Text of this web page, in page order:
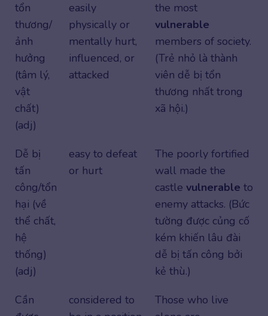
tổn
thương/
ảnh
hưởng
(tâm lý,
vật
chất)
(adj)
easily
physically or
mentally hurt,
influenced, or
attacked
the most
vulnerable
members of society.
(Trẻ nhỏ là thành
viên dễ bị tổn
thương nhất trong
xã hội.)
Dễ bị
tấn
công/tổn
hại (về
thể chất,
hệ
thống)
(adj)
easy to defeat
or hurt
The poorly fortified
wall made the
castle vulnerable to
enemy attacks. (Bức
tường được củng cố
kém khiến lâu đài
dễ bị tấn công bởi
kẻ thù.)
Cần
considered to
Those who live